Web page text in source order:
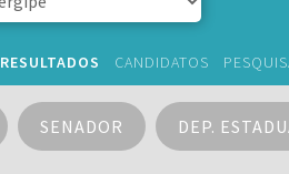
RESULTADOS CANDIDATOS
SENADOR DEP.